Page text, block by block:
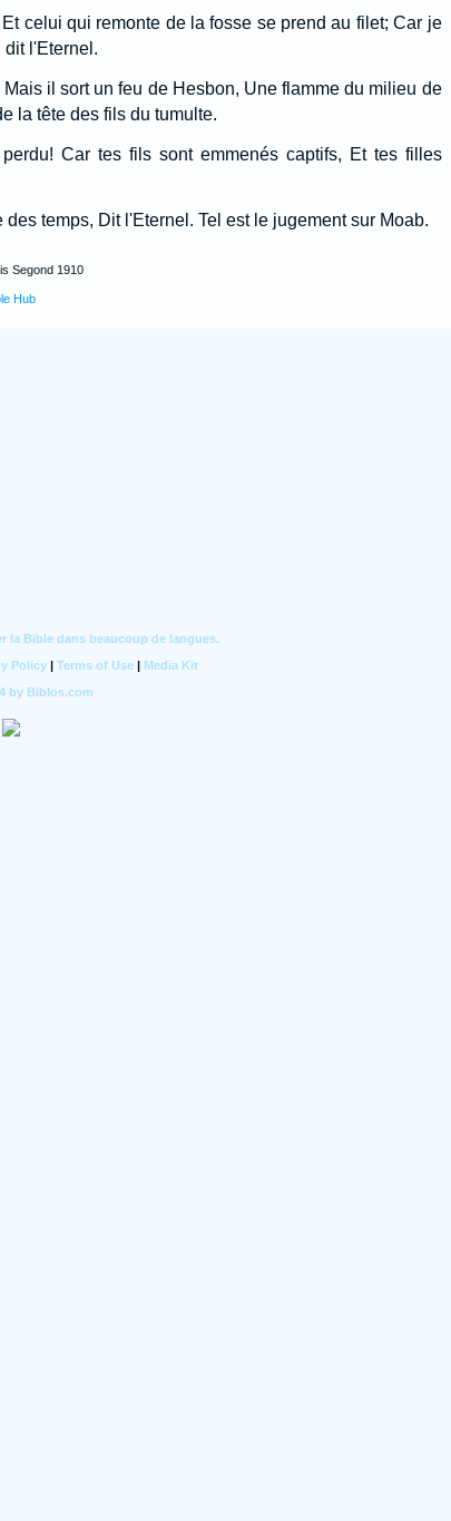
celui qui remonte de la fosse se prend au filet; Car je
dit l'Eternel.
il sort un feu de Hesbon, Une flamme du milieu de
la tête des fils du tumulte.
Car tes fils sont emmenés captifs, Et tes filles
temps, Dit l'Eternel. Tel est le jugement sur Moab.
Segond 1910
Hub